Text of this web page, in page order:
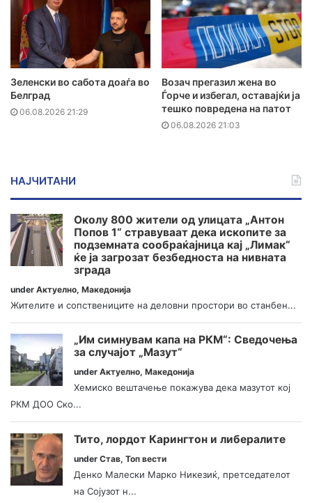
Зеленски во сабота доаѓа во
Белград
06.08.2026 21:29
Возач прегазил жена во
Ѓорче и избегал, оставајќи ја
тешко повредена на патот
06.08.2026 21:03
НАЈЧИТАНИ
Околу 800 жители од улицата „Антон
Попов 1“ стравуваат дека ископите за
подземната сообраќајница кај „Лимак“
ќе ја загрозат безбедноста на нивната
зграда
under Актуелно, Македонија
Жителите и сопствениците на деловни простори во станбен...
„Им симнувам капа на РКМ“: Сведочења
за случајот „Мазут“
under Актуелно, Македонија
Хемиско вештачење покажува дека мазутот кој
РКМ ДОО Ско...
Тито, лордот Карингтон и либералите
under Став, Топ вести
Денко Малески Марко Никезиќ, претседателот
на Сојузот н...